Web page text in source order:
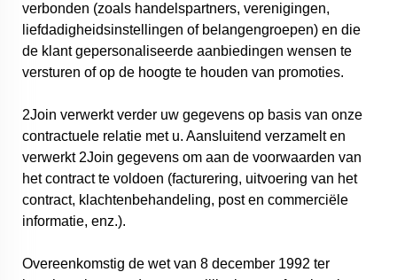
verbonden (zoals handelspartners, verenigingen,
liefdadigheidsinstellingen of belangengroepen) en die
de klant gepersonaliseerde aanbiedingen wensen te
versturen of op de hoogte te houden van promoties.
2Join verwerkt verder uw gegevens op basis van onze
contractuele relatie met u. Aansluitend verzamelt en
verwerkt 2Join gegevens om aan de voorwaarden van
het contract te voldoen (facturering, uitvoering van het
contract, klachtenbehandeling, post en commerciële
informatie, enz.).
Overeenkomstig de wet van 8 december 1992 ter